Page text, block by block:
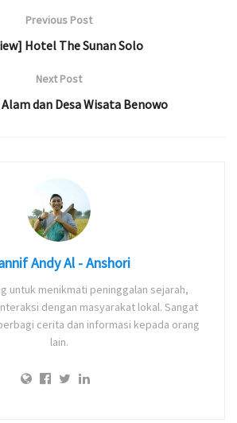
Previous Post
Hotel The Sunan Solo
Next Post
dan Desa Wisata Benowo
Andy Al - Anshori
untuk menikmati peninggalan sejarah,
dengan masyarakat lokal. Sangat
cerita dan informasi kepada orang
lain.